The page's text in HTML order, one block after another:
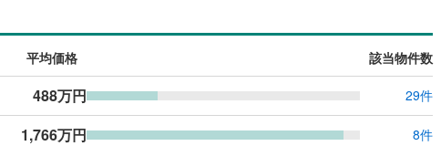
平均価格 該当物件数
488万円 29件
1,766万円 8件